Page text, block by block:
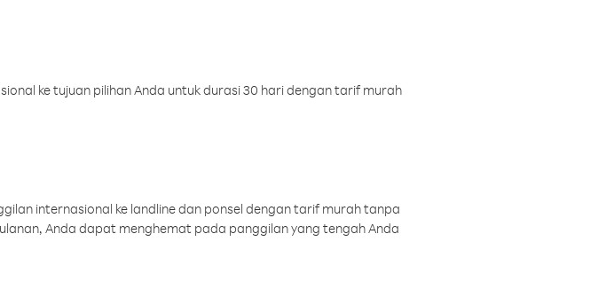
ke tujuan pilihan Anda untuk durasi 30 hari dengan tarif murah
internasional ke landline dan ponsel dengan tarif murah tanpa
Anda dapat menghemat pada panggilan yang tengah Anda